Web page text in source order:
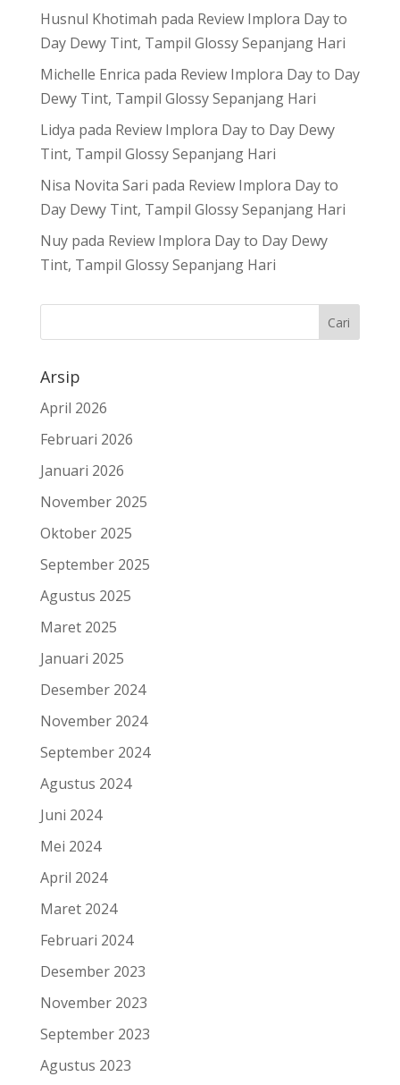
Husnul Khotimah pada Review Implora Day to
Day Dewy Tint, Tampil Glossy Sepanjang Hari
Michelle Enrica pada Review Implora Day to Day
Dewy Tint, Tampil Glossy Sepanjang Hari
Lidya pada Review Implora Day to Day Dewy
Tint, Tampil Glossy Sepanjang Hari
Nisa Novita Sari pada Review Implora Day to
Day Dewy Tint, Tampil Glossy Sepanjang Hari
Nuypada Review Implora Day to Day Dewy
Tint, Tampil Glossy Sepanjang Hari
Arsip
April 2026
Februari 2026
Januari 2026
November 2025
Oktober 2025
September 2025
Agustus 2025
Maret 2025
Januari 2025
Desember 2024
November 2024
September 2024
Agustus 2024
Juni 2024
Mei 2024
April 2024
Maret 2024
Februari 2024
Desember 2023
November 2023
September 2023
Agustus 2023